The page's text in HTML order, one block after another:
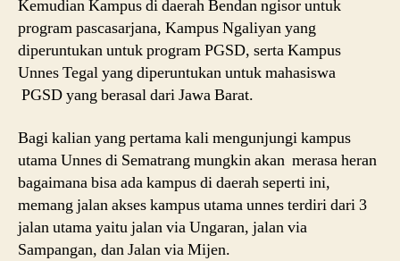
Kemudian Kampus di daerah Bendan ngisor untuk
program pascasarjana, Kampus Ngaliyan yang
diperuntukan untuk program PGSD, serta Kampus
Unnes Tegal yang diperuntukan untuk mahasiswa
PGSD yang berasal dari Jawa Barat.
Bagi kalian yang pertama kali mengunjungi kampus
utama Unnes di Sematrang mungkin akan merasa heran
bagaimana bisa ada kampus di daerah seperti ini,
memang jalan akses kampus utama unnes terdiri dari 3
jalan utama yaitu jalan via Ungaran, jalan via
Sampangan, dan Jalan via Mijen.